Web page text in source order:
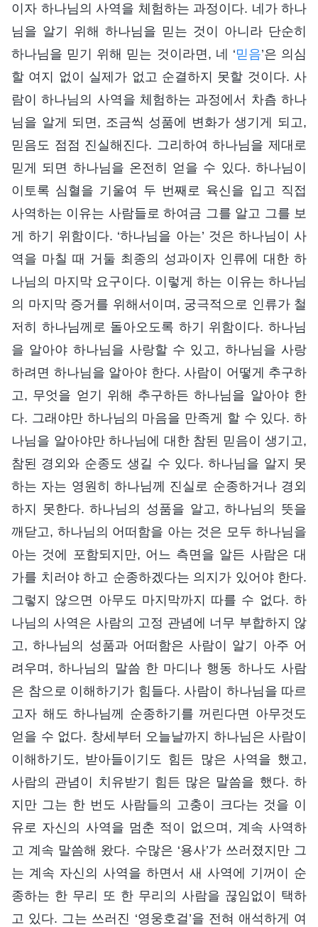
이자 하나님의 사역을 체험하는 과정이다. 네가 하나
님을 알기 위해 하나님을 믿는 것이 아니라 단순히
하나님을 믿기 위해 믿는 것이라면, 네 ‘믿음’은 의심
할 여지 없이 실제가 없고 순결하지 못할 것이다. 사
람이 하나님의 사역을 체험하는 과정에서 차츰 하나
님을 알게 되면, 조금씩 성품에 변화가 생기게 되고,
믿음도 점점 진실해진다. 그리하여 하나님을 제대로
믿게 되면 하나님을 온전히 얻을 수 있다. 하나님이
이토록 심혈을 기울여 두 번째로 육신을 입고 직접
사역하는 이유는 사람들로 하여금 그를 알고 그를 보
게 하기 위함이다. ‘하나님을 아는’ 것은 하나님이 사
역을 마칠 때 거둘 최종의 성과이자 인류에 대한 하
나님의 마지막 요구이다. 이렇게 하는 이유는 하나님
의 마지막 증거를 위해서이며, 궁극적으로 인류가 철
저히 하나님께로 돌아오도록 하기 위함이다. 하나님
을 알아야 하나님을 사랑할 수 있고, 하나님을 사랑
하려면 하나님을 알아야 한다. 사람이 어떻게 추구하
고, 무엇을 얻기 위해 추구하든 하나님을 알아야 한
다. 그래야만 하나님의 마음을 만족게 할 수 있다. 하
나님을 알아야만 하나님에 대한 참된 믿음이 생기고,
참된 경외와 순종도 생길 수 있다. 하나님을 알지 못
하는 자는 영원히 하나님께 진실로 순종하거나 경외
하지 못한다. 하나님의 성품을 알고, 하나님의 뜻을
깨닫고, 하나님의 어떠함을 아는 것은 모두 하나님을
아는 것에 포함되지만, 어느 측면을 알든 사람은 대
가를 치러야 하고 순종하겠다는 의지가 있어야 한다.
그렇지 않으면 아무도 마지막까지 따를 수 없다. 하
나님의 사역은 사람의 고정 관념에 너무 부합하지 않
고, 하나님의 성품과 어떠함은 사람이 알기 아주 어
려우며, 하나님의 말씀 한 마디나 행동 하나도 사람
은 참으로 이해하기가 힘들다. 사람이 하나님을 따르
고자 해도 하나님께 순종하기를 꺼린다면 아무것도
얻을 수 없다. 창세부터 오늘날까지 하나님은 사람이
이해하기도, 받아들이기도 힘든 많은 사역을 했고,
사람의 관념이 치유받기 힘든 많은 말씀을 했다. 하
지만 그는 한 번도 사람들의 고충이 크다는 것을 이
유로 자신의 사역을 멈춘 적이 없으며, 계속 사역하
고 계속 말씀해 왔다. 수많은 ‘용사’가 쓰러졌지만 그
는 계속 자신의 사역을 하면서 새 사역에 기꺼이 순
종하는 한 무리 또 한 무리의 사람을 끊임없이 택하
고 있다. 그는 쓰러진 ‘영웅호걸’을 전혀 애석하게 여